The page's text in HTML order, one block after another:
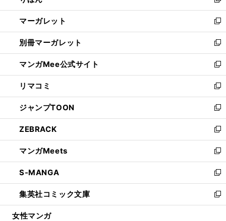
開
く
ウ
で
開
く
ン
ド
ウ
で
開
く
し
い
ウ
ィ
ン
ド
ウ
で
開
く
マーガレット
新
し
い
ウ
ィ
ン
ド
ウ
で
開
く
別冊マーガレット
新
し
い
ウ
ィ
ン
ド
ウ
で
開
く
マンガMee公式サイト
新
し
い
ウ
ィ
ン
ド
ウ
で
開
く
リマコミ
新
し
い
ウ
ィ
ン
ド
ウ
で
開
く
ジャンプTOON
新
し
い
ウ
ィ
ン
ド
ウ
で
開
ZEBRACK
新
し
い
ウ
ィ
ン
ド
ウ
マンガMeets
新
し
い
ウ
ィ
ン
S-MANGA
新
し
い
ウ
集英社コミック文庫
新
し
女性マンガ